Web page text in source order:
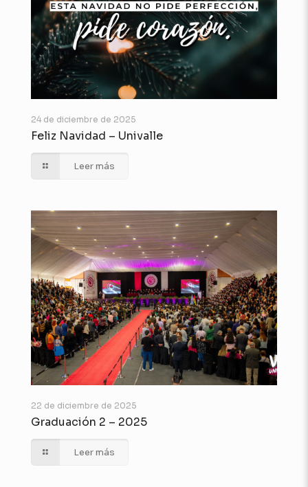
24 de diciembre de 2025
Feliz Navidad – Univalle
Leer más
22 de diciembre de 2025
Graduación 2 – 2025
Leer más